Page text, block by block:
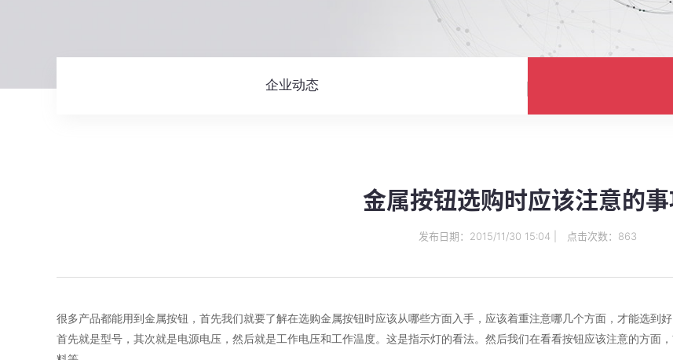
企业动态
金属按钮选购时应该注意的
发布日期：2015/11/30 15:04 | 点击次数：863
很多产品都能用到金属按钮，首先我们就要了解在选购金属按钮时应该从哪些方面入手，应该着重注意哪几个方面，才能选到
首先就是型号，其次就是电源电压，然后就是工作电压和工作温度。这是指示灯的看法。然后我们在看看按钮应该注意的方面